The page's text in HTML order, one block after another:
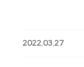
2022.03.27